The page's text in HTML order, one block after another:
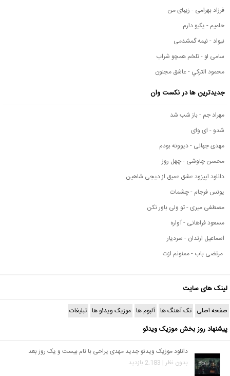
فرزاد بهرامی - زیبای من
حامیم - یکیو دارم
نیواد - نیمه گمشدمی
سامی لو - تلخم همچو شراب
محمود التركي - عاشق مجنون
جدیدترین ها در نکست وان
مهراد جم - باز شب شد
شدو - ای وای
مهدی جهانی - دیوونه بودم
محسن چاوشی - چهل روز
دانلود اپیزود عشق عمیق از دیجی شاهین
یونس فرجام - چشمات
مصطفی میری - تو ولی باور نکن
مسعود فراهانی - آواره
اسماعیل ارندان - سردیار
مرتضی باب - ممنونم ازت
لینک های سایت
صفحه اصلی تک آهنگ ها آلبوم ها موزیک ویدئو ها تبلیغات
پیشنهاد روز بخش موزیک ویدئو
دانلود موزیک ویدئو جدید مهدی یراحی با نام بیست و یک روز بعد
بدون نظر | 2,183 بازدید